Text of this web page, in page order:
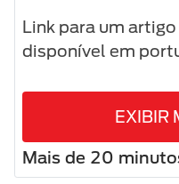
Link para um
disponível em
EXIBIR
Mais de 20